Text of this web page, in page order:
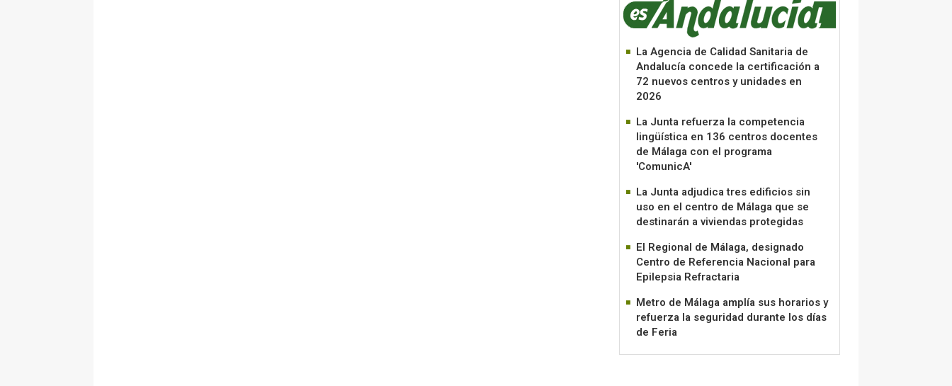
La Agencia de Calidad Sanitaria de
Andalucía concede la certificación a
72 nuevos centros y unidades en
2026
La Junta refuerza la competencia
lingüística en 136 centros docentes
de Málaga con el programa
'ComunicA'
La Junta adjudica tres edificios sin
uso en el centro de Málaga que se
destinarán a viviendas protegidas
El Regional de Málaga, designado
Centro de Referencia Nacional para
Epilepsia Refractaria
Metro de Málaga amplía sus horarios y
refuerza la seguridad durante los días
de Feria